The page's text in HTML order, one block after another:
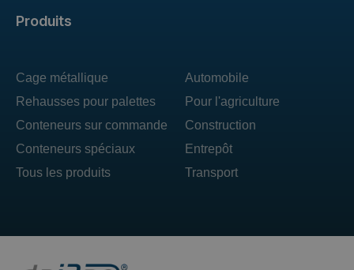
Produits
Cage métallique
Rehausses pour palettes
Conteneurs sur commande
Conteneurs spéciaux
Tous les produits
Automobile
Pour l'agriculture
Construction
Entrepôt
Transport